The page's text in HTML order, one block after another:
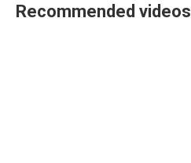
Recommended videos